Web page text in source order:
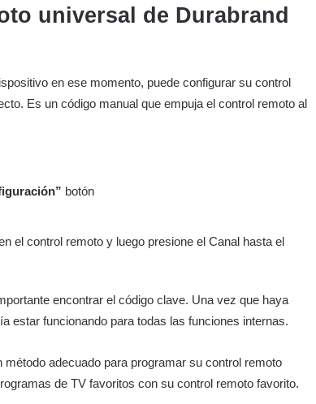
universal de Durabrand
en ese momento, puede configurar su control
Es un código manual que empuja el control remoto al
botón
el control remoto y luego presione el Canal hasta el
encontrar el código clave. Una vez que haya
estar funcionando para todas las funciones internas.
adecuado para programar su control remoto
de TV favoritos con su control remoto favorito.